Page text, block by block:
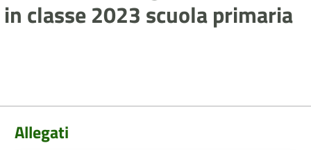
in classe 2023 scuola primaria
Allegati